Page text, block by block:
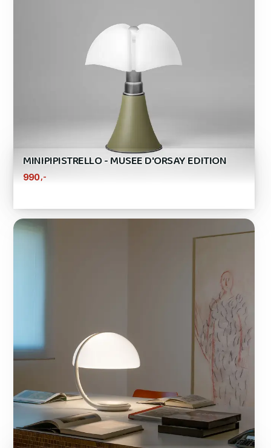
MINIPIPISTRELLO - MUSEE D'ORSAY EDITION
990 ,-